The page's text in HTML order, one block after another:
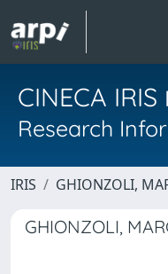
CINECA IRIS
Research
IRIS GHIONZOLI,
GHIONZOLI,